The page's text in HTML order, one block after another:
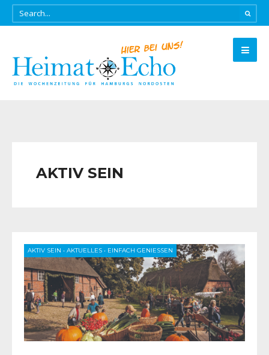
AKTIV SEIN
AKTIV SEIN • AKTUELLES • EINFACH GENIESSEN